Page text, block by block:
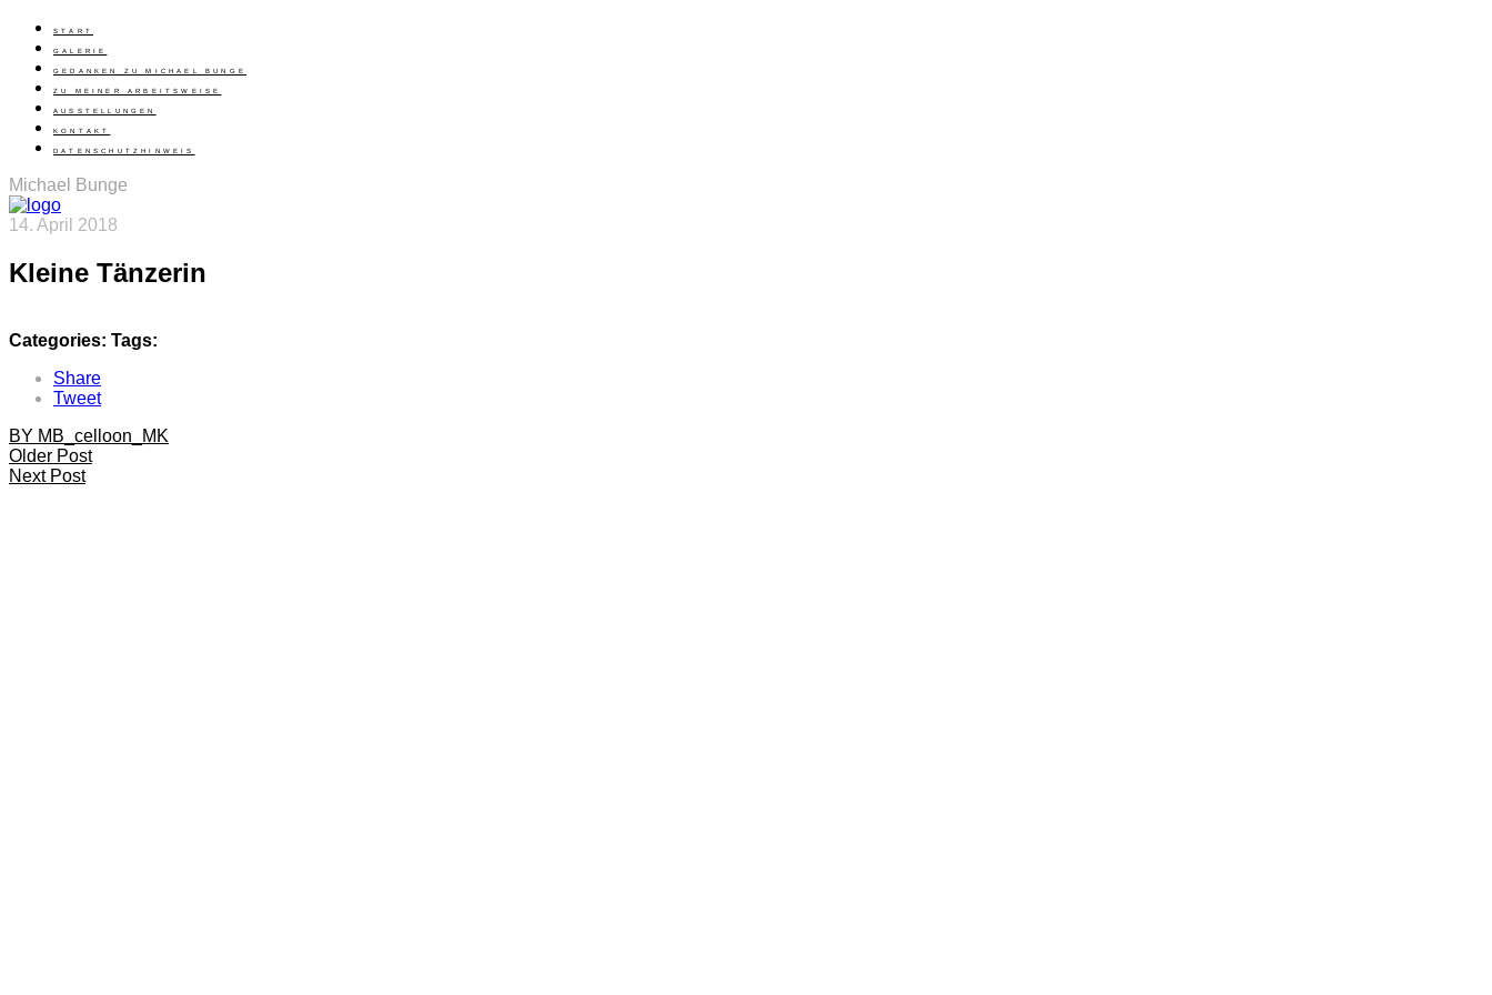
START
GALERIE
GEDANKEN ZU MICHAEL BUNGE
ZU MEINER ARBEITSWEISE
AUSSTELLUNGEN
KONTAKT
DATENSCHUTZHINWEIS
Michael Bunge
14. April 2018
Kleine Tänzerin
Categories: Tags:
Share
Tweet
BY MB_celloon_MK
Older Post
Next Post